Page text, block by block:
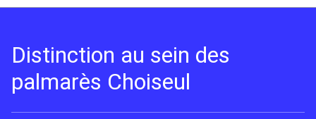
Distinction au sein des
palmarès Choiseul